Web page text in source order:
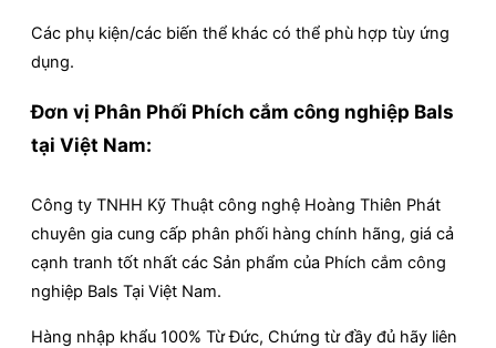
Các phụ kiện/các biến thể khác có thể phù hợp tùy ứng
dụng.
Đơn vị Phân Phối Phích cắm công nghiệp Bals
tại Việt Nam:
Công ty TNHH Kỹ Thuật công nghệ Hoàng Thiên Phát
chuyên gia cung cấp phân phối hàng chính hãng, giá cả
cạnh tranh tốt nhất các Sản phẩm của Phích cắm công
nghiệp Bals Tại Việt Nam.
Hàng nhập khẩu 100% Từ Đức, Chứng từ đầy đủ hãy liên